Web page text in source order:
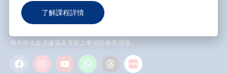
海外學生提供優質及零壓力學習的教育環境。
了解課程詳情